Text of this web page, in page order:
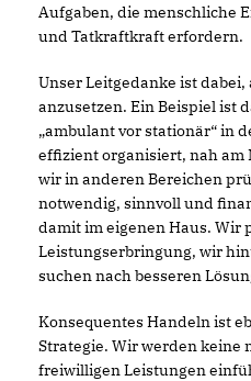
Aufgaben, die menschliche
und Tatkraftkraft erfordern.
Unser Leitgedanke ist dabei,
anzusetzen. Ein Beispiel ist
ambulant vor stationär“ in
effizient organisiert, nah am
wir in anderen Bereichen
notwendig, sinnvoll und
damit im eigenen Haus. Wir
Leistungserbringung, wir
suchen nach besseren
Konsequentes Handeln ist
Strategie. Wir werden keine
freiwilligen Leistungen